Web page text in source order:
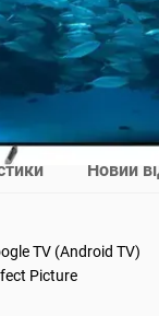
Новий
TV (Android TV)
Picture